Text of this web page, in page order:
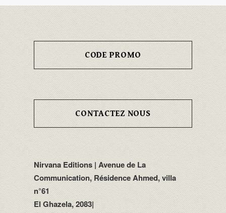
CODE PROMO
CONTACTEZ NOUS
Nirvana Editions | Avenue de La
Communication, Résidence Ahmed, villa
n°61
El Ghazela, 2083|